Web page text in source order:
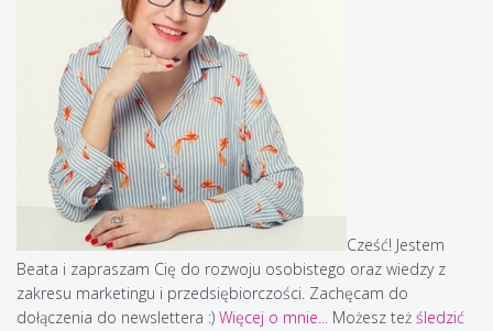
Cześć! Jestem
Beata i zapraszam Cię do rozwoju osobistego oraz wiedzy z
zakresu marketingu i przedsiębiorczości. Zachęcam do
dołączenia do newslettera :) Więcej o mnie... Możesz też śledzić